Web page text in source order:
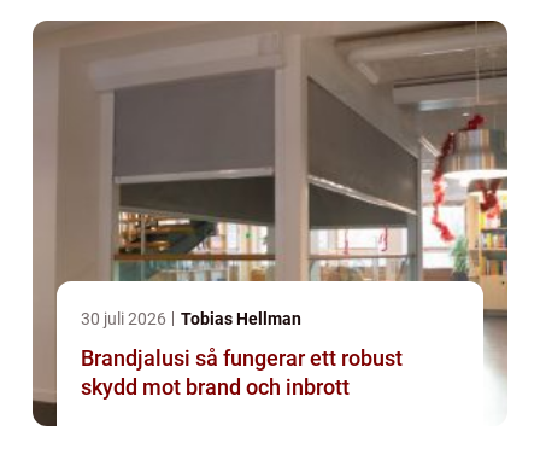
30 juli 2026 Tobias Hellman
Brandjalusi så fungerar ett robust
skydd mot brand och inbrott